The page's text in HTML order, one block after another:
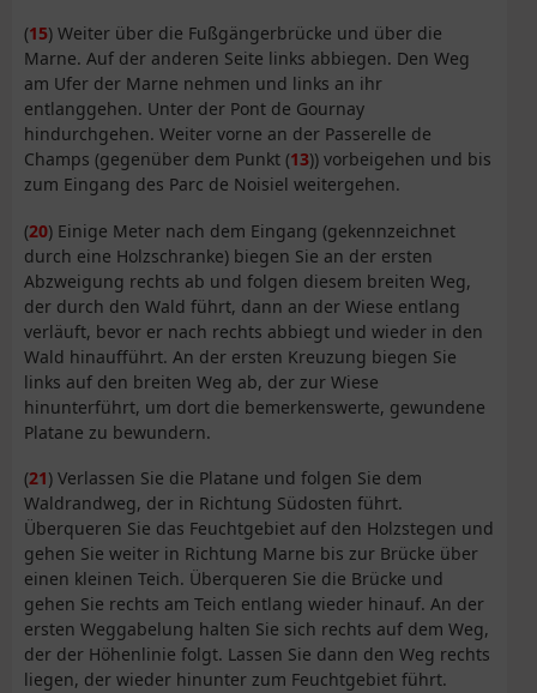
(15) Weiter über die Fußgängerbrücke und über die
Marne. Auf der anderen Seite links abbiegen. Den Weg
am Ufer der Marne nehmen und links an ihr
entlanggehen. Unter der Pont de Gournay
hindurchgehen. Weiter vorne an der Passerelle de
Champs (gegenüber dem Punkt (13)) vorbeigehen und bis
zum Eingang des Parc de Noisiel weitergehen.
(20) Einige Meter nach dem Eingang (gekennzeichnet
durch eine Holzschranke) biegen Sie an der ersten
Abzweigung rechts ab und folgen diesem breiten Weg,
der durch den Wald führt, dann an der Wiese entlang
verläuft, bevor er nach rechts abbiegt und wieder in den
Wald hinaufführt. An der ersten Kreuzung biegen Sie
links auf den breiten Weg ab, der zur Wiese
hinunterführt, um dort die bemerkenswerte, gewundene
Platane zu bewundern.
(21) Verlassen Sie die Platane und folgen Sie dem
Waldrandweg, der in Richtung Südosten führt.
Überqueren Sie das Feuchtgebiet auf den Holzstegen und
gehen Sie weiter in Richtung Marne bis zur Brücke über
einen kleinen Teich. Überqueren Sie die Brücke und
gehen Sie rechts am Teich entlang wieder hinauf. An der
ersten Weggabelung halten Sie sich rechts auf dem Weg,
der der Höhenlinie folgt. Lassen Sie dann den Weg rechts
liegen, der wieder hinunter zum Feuchtgebiet führt.